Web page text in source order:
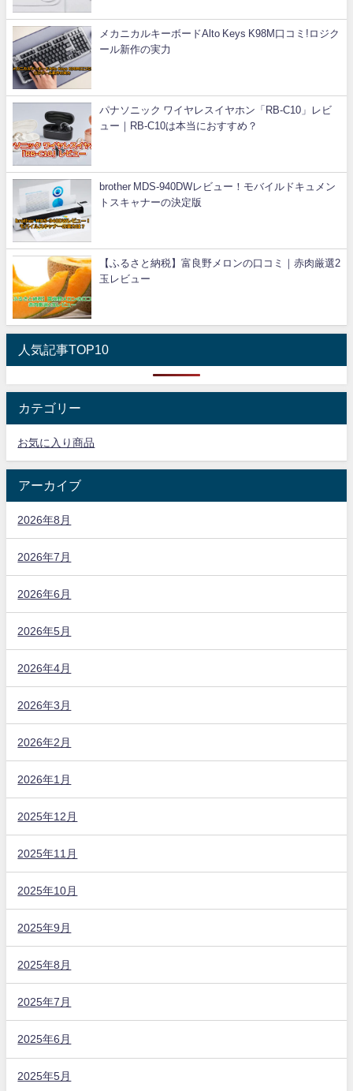
メカニカルキーボードAlto Keys K98M口コミ!ロジク
ール新作の実力
パナソニック ワイヤレスイヤホン「RB-C10」レビ
ュー｜RB-C10は本当におすすめ？
brother MDS-940DWレビュー！モバイルドキュメン
トスキャナーの決定版
【ふるさと納税】富良野メロンの口コミ｜赤肉厳選2
玉レビュー
人気記事TOP10
カテゴリー
お気に入り商品
アーカイブ
2026年8月
2026年7月
2026年6月
2026年5月
2026年4月
2026年3月
2026年2月
2026年1月
2025年12月
2025年11月
2025年10月
2025年9月
2025年8月
2025年7月
2025年6月
2025年5月